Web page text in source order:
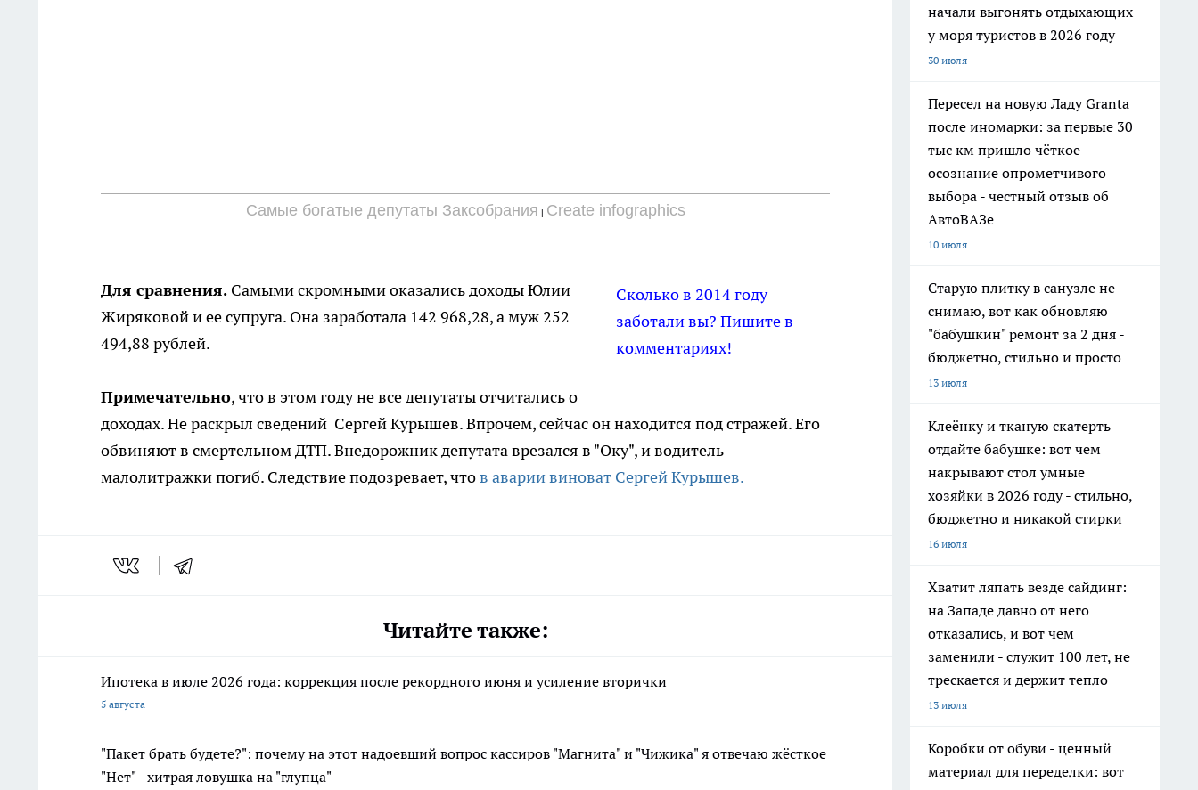
Самые богатые депутаты Заксобрания | Create infographics
Сколько в 2014 году
заботали вы? Пишите в
комментариях!
Для сравнения. Самыми скромными оказались доходы Юлии
Жиряковой и ее супруга. Она заработала 142 968,28, а муж 252
494,88 рублей.
Примечательно, что в этом году не все депутаты отчитались о
доходах. Не раскрыл сведений Сергей Курышев. Впрочем, сейчас он находится под стражей. Его
обвиняют в смертельном ДТП. Внедорожник депутата врезался в "Оку", и водитель
малолитражки погиб. Следствие подозревает, чтов аварии виноват Сергей Курышев.
Читайте также:
Ипотека в июле 2026 года: коррекция после рекордного июня и усиление вторички
5 августа
"Пакет брать будете?": почему на этот надоевший вопрос кассиров "Магнита" и "Чижика" я отвечаю жёсткое
"Нет" - хитрая ловушка на "глупца"
начали выгонять отдыхающих
у моря туристов в 2026 году
30 июля
Пересел на новую Ладу Granta
после иномарки: за первые 30
тыс км пришло чёткое
осознание опрометчивого
выбора - честный отзыв об
АвтоВАЗе
10 июля
Старую плитку в санузле не
снимаю, вот как обновляю
"бабушкин" ремонт за 2 дня -
бюджетно, стильно и просто
13 июля
Клеёнку и тканую скатерть
отдайте бабушке: вот чем
накрывают стол умные
хозяйки в 2026 году - стильно,
бюджетно и никакой стирки
16 июля
Хватит ляпать везде сайдинг:
на Западе давно от него
отказались, и вот чем
заменили - служит 100 лет, не
трескается и держит тепло
13 июля
Коробки от обуви - ценный
материал для переделки: вот